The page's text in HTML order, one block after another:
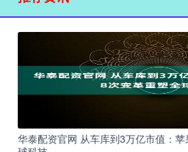
华泰配资官网 从车库到3万亿市值：